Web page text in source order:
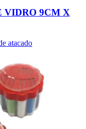
VIDRO 9CM X
atacado